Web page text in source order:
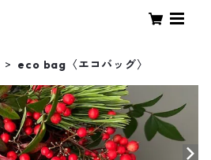
eco bag〈エコバッグ〉